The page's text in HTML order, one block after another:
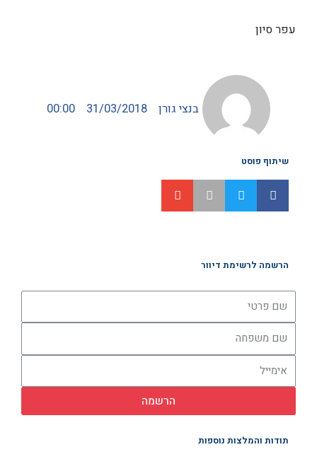
עפר סיון
בנצי גורן 31/03/2018
00:00
שיתוף פוסט
הרשמה לרשימת דיוור
הרשמה
תודות והמלצות נוספות